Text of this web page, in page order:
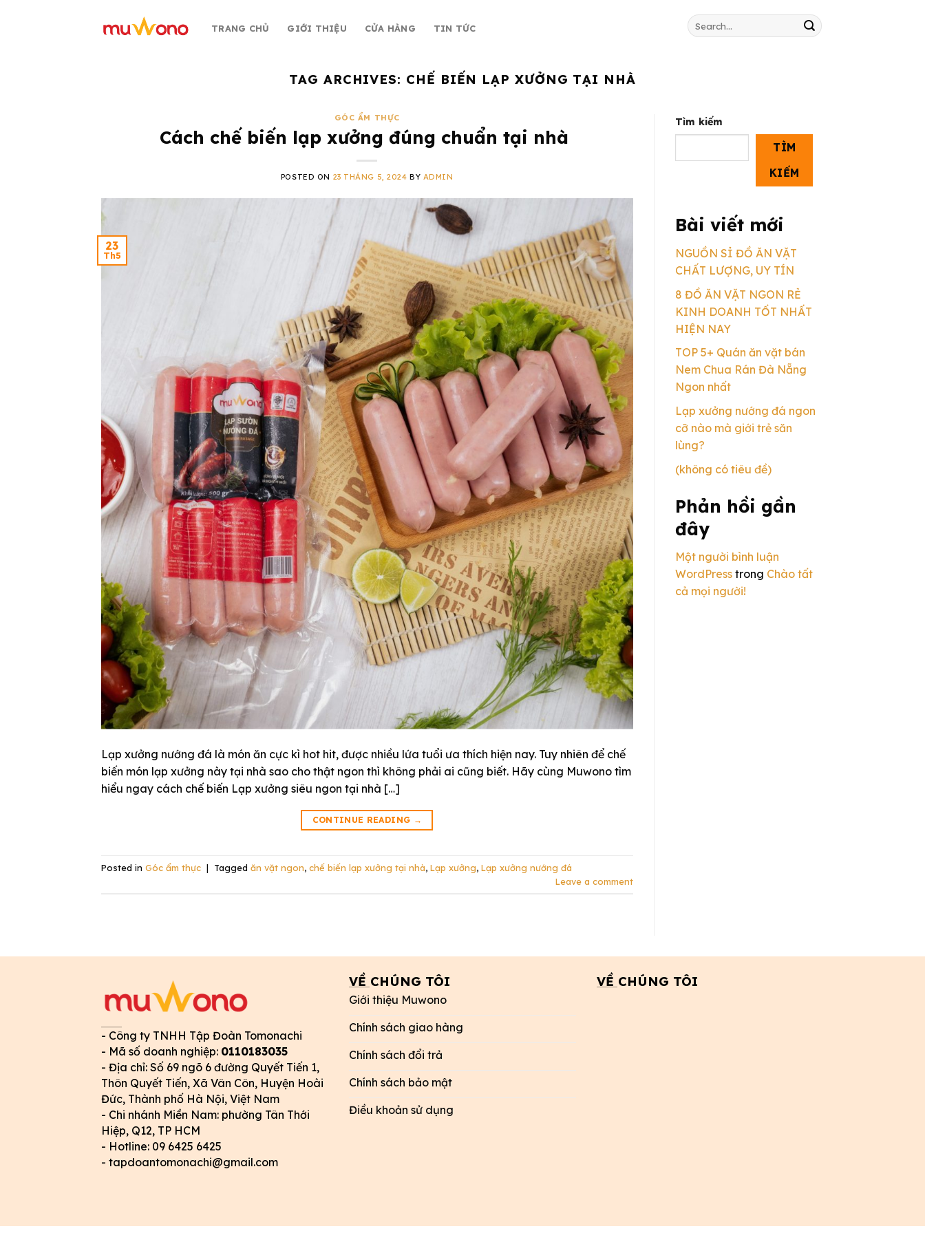
TRANG CHỦ GIỚI THIỆU CỬA HÀNG TIN TỨC
Search
for:
TAG ARCHIVES: CHẾ BIẾN LẠP XƯỞNG TẠI NHÀ
GÓC ẨM THỰC
Cách chế biến lạp xưởng đúng chuẩn tại nhà
POSTED ON 23 THÁNG 5, 2024 BY ADMIN
23
Th5
Lạp xưởng nướng đá là món ăn cực kì hot hit, được nhiều lứa tuổi ưa thích hiện nay. Tuy nhiên để chế
biến món lạp xưởng này tại nhà sao cho thật ngon thì không phải ai cũng biết. Hãy cùng Muwono tìm
hiểu ngay cách chế biến Lạp xưởng siêu ngon tại nhà […]
CONTINUE READING →
Posted in Góc ẩm thực | Tagged ăn vặt ngon, chế biến lạp xưởng tại nhà, Lạp xưởng, Lạp xưởng nướng đá
Leave a comment
Tìm kiếm
TÌM
KIẾM
Bài viết mới
NGUỒN SỈ ĐỒ ĂN VẶT
CHẤT LƯỢNG, UY TÍN
8 ĐỒ ĂN VẶT NGON RẺ
KINH DOANH TỐT NHẤT
HIỆN NAY
TOP 5+ Quán ăn vặt bán
Nem Chua Rán Đà Nẵng
Ngon nhất
Lạp xưởng nướng đá ngon
cỡ nào mà giới trẻ săn
lùng?
(không có tiêu đề)
Phản hồi gần
đây
Một người bình luận
WordPresstrong Chào tất
cả mọi người!
- Công ty TNHH Tập Đoàn Tomonachi
- Mã số doanh nghiệp: 0110183035
- Địa chỉ: Số 69 ngõ 6 đường Quyết Tiến 1,
Thôn Quyết Tiến, Xã Vân Côn, Huyện Hoài
Đức, Thành phố Hà Nội, Việt Nam
- Chi nhánh Miền Nam: phường Tân Thới
Hiệp, Q12, TP HCM
- Hotline: 09 6425 6425
- tapdoantomonachi@gmail.com
VỀ CHÚNG TÔI
Giới thiệu Muwono
Chính sách giao hàng
Chính sách đổi trả
Chính sách bảo mật
Điều khoản sử dụng
VỀ CHÚNG TÔI